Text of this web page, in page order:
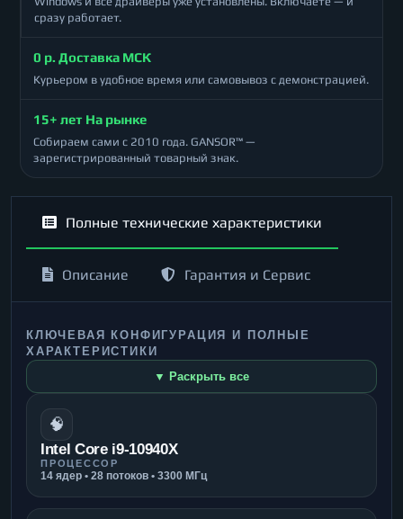
сразу работает.
0 р. Доставка МСК
Курьером в удобное время или самовывоз с демонстрацией.
15+ лет На рынке
Собираем сами с 2010 года. GANSOR™ —
зарегистрированный товарный знак.
Полные технические характеристики
Описание Гарантия и Сервис
КЛЮЧЕВАЯ КОНФИГУРАЦИЯ И ПОЛНЫЕ
ХАРАКТЕРИСТИКИ
▼ Раскрыть все
🧠
Intel Core i9-10940X
ПРОЦЕССОР
14 ядер • 28 потоков • 3300 МГц